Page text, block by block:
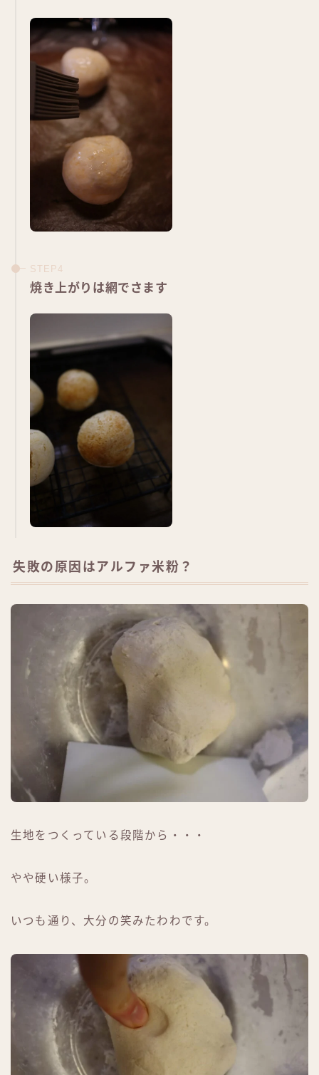
焼き上がりは網でさます
失敗の原因はアルファ米粉？
生地をつくっている段階から・・・
やや硬い様子。
いつも通り、大分の笑みたわわです。